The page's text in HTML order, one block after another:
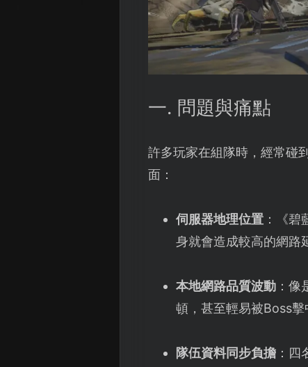
一. 問題與痛點
許多玩家在組隊時，經常碰
面：
伺服器地理位置：《碧
身就會造成較高的網路
本地網路品質波動：像
頓，甚至輕易被Boss擊
隊伍資料同步負擔：四